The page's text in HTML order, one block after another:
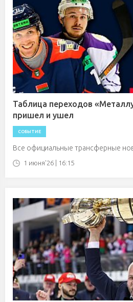
Таблица переходов
пришел и ушел
СОБЫТИЕ
Все официальные трансферные
1 июня'26 | 16:15